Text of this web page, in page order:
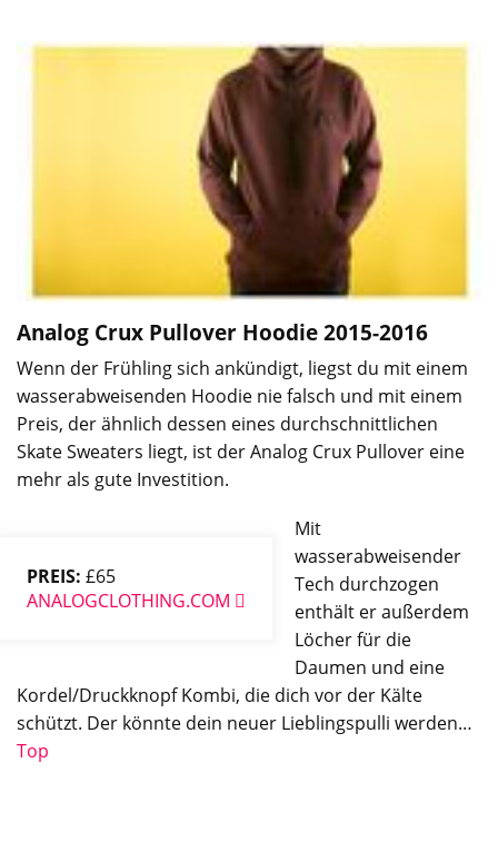
Analog Crux Pullover Hoodie 2015-2016
Wenn der Frühling sich ankündigt, liegst du mit einem
wasserabweisenden Hoodie nie falsch und mit einem
Preis, der ähnlich dessen eines durchschnittlichen
Skate Sweaters liegt, ist der Analog Crux Pullover eine
mehr als gute Investition.
PREIS: £65
ANALOGCLOTHING.COM
Mit
wasserabweisender
Tech durchzogen
enthält er außerdem
Löcher für die
Daumen und eine
Kordel/Druckknopf Kombi, die dich vor der Kälte
schützt. Der könnte dein neuer Lieblingspulli werden…
Top